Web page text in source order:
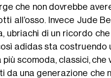
che non dovrebbe
all’osso. Invece Jude
ubriachi di un ricordo che
adidas sta costruendo
scomoda, classici, che
una generazione che